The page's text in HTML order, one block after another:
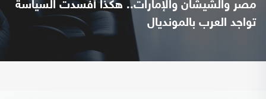
مصر والشيشان والإمارات.. هكذا أفسدت السياسة
تواجد العرب بالمونديال